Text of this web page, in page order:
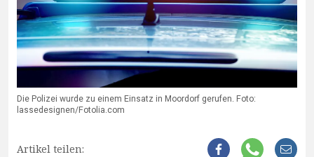
Die Polizei wurde zu einem Einsatz in Moordorf gerufen. Foto:
lassedesignen/Fotolia.com
Artikel teilen: